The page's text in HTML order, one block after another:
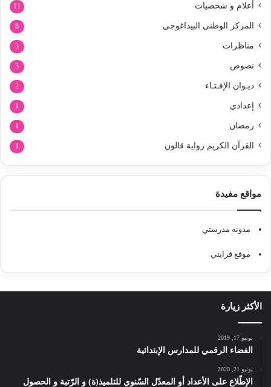
أعلام و شخصيات 11
المركز الوطني البيداغوجي 8
مناظرات 3
نصوص 3
ديـوان الإفـتـاء 2
إعدادي 1
رمضان 1
القرآن الكريم رواية قالون 1
مواقع مفيدة
مدونة مدرستي
موقع قرايتي
الأكثر زيارة
يونيو 17, 2019
الفضاء الرقمي للمدارس الإبتدائية
يونيو 21, 2020
الإطّلاع على الأعداد أو المعدّل السّنوي للتلميذ(ة) و الرّتبة و الحصول